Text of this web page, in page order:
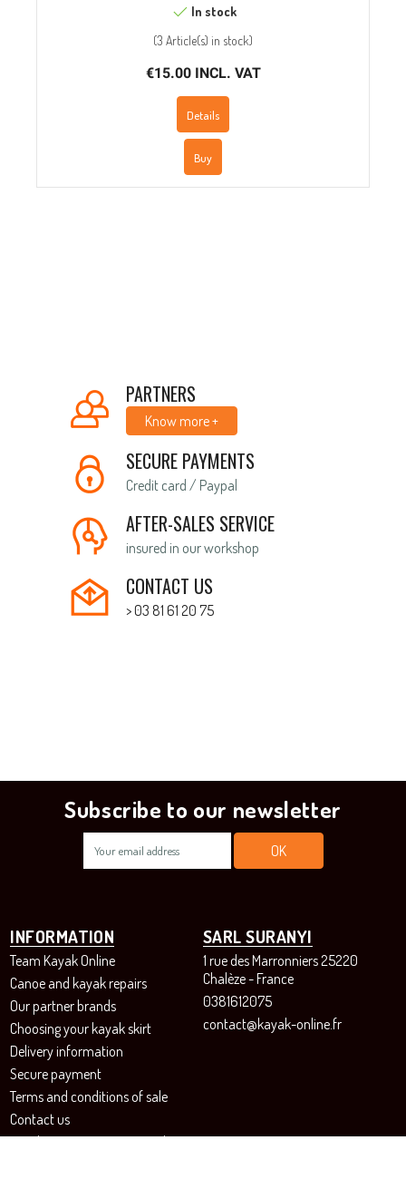
In stock
(3 Article(s) in stock)
€15.00 INCL. VAT
Details
Buy
PARTNERS
Know more +
SECURE PAYMENTS
Credit card / Paypal
AFTER-SALES SERVICE
insured in our workshop
CONTACT US
> 03 81 61 20 75
Subscribe to our newsletter
INFORMATION
Team Kayak Online
Canoe and kayak repairs
Our partner brands
Choosing your kayak skirt
Delivery information
Secure payment
Terms and conditions of sale
Contact us
Revoke your consent to cookies
SARL SURANYI
1 rue des Marronniers 25220
Chalèze - France
0381612075
contact@kayak-online.fr